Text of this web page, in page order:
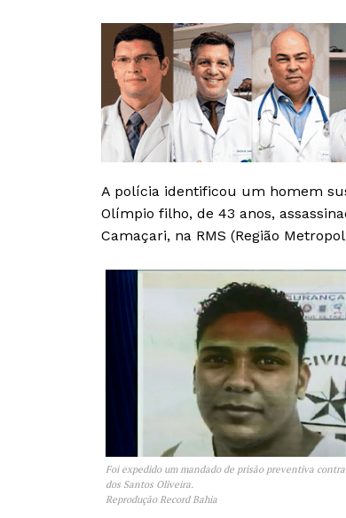
A polícia identificou um homem
Olímpio filho, de 43 anos,
Camaçari, na RMS (Região
Foi expedido um mandado de prisão preventiva contra
dos Santos Oliveira.
Reprodução Record Bahia